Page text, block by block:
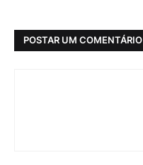
POSTAR UM COMENTÁRIO